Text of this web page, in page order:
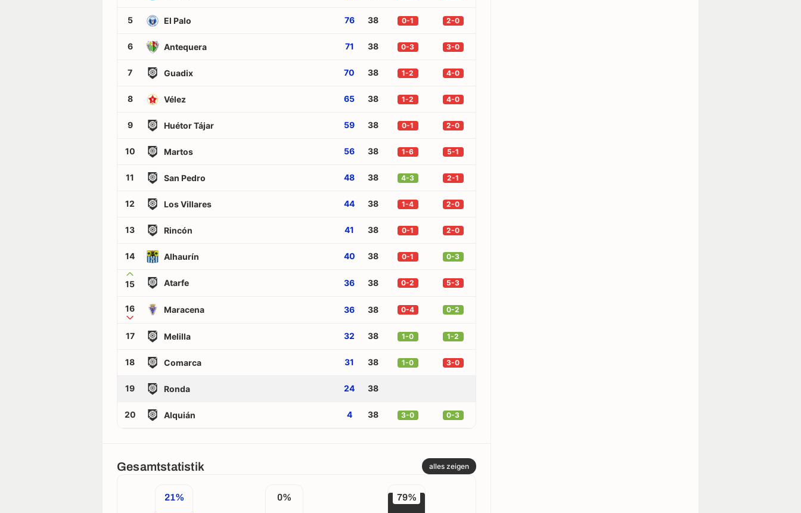
5 El Palo 76 38 0-1 2-0
6 Antequera 71 38 0-3 3-0
7 Guadix 70 38 1-2 4-0
8 Vélez 65 38 1-2 4-0
9 Huétor Tájar 59 38 0-1 2-0
10 Martos 56 38 1-6 5-1
11 San Pedro 48 38 4-3 2-1
12 Los Villares 44 38 1-4 2-0
13 Rincón 41 38 0-1 2-0
14 Alhaurín 40 38 0-1 0-3
15 Atarfe 36 38 0-2 5-3
16 Maracena 36 38 0-4 0-2
17 Melilla 32 38 1-0 1-2
18 Comarca 31 38 1-0 3-0
19 Ronda 24 38
20 Alquián 4 38 3-0 0-3
Gesamtstatistik alles zeigen
21% 0% 79%